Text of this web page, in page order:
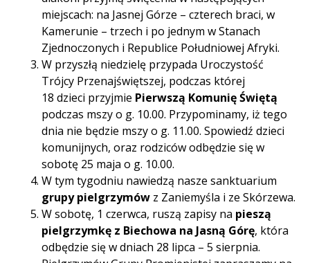
miejscach: na Jasnej Górze – czterech braci, w
Kamerunie – trzech i po jednym w Stanach
Zjednoczonych i Republice Południowej Afryki.
W przyszłą niedzielę przypada Uroczystość
Trójcy Przenajświętszej, podczas której
18 dzieci przyjmie Pierwszą Komunię Świętą
podczas mszy o g. 10.00. Przypominamy, iż tego
dnia nie będzie mszy o g. 11.00. Spowiedź dzieci
komunijnych, oraz rodziców odbędzie się w
sobotę 25 maja o g. 10.00.
W tym tygodniu nawiedzą nasze sanktuarium
grupy pielgrzymów z Zaniemyśla i ze Skórzewa.
W sobotę, 1 czerwca, ruszą zapisy na pieszą
pielgrzymkę z Biechowa na Jasną Górę, która
odbędzie się w dniach 28 lipca – 5 sierpnia.